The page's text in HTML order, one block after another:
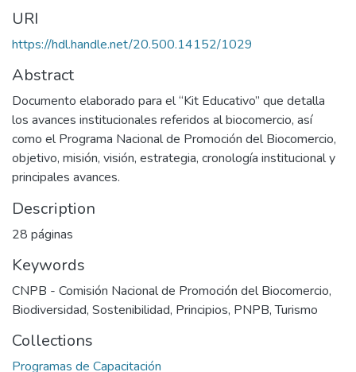
URI
https://hdl.handle.net/20.500.14152/1029
Abstract
Documento elaborado para el “Kit Educativo” que detalla
los avances institucionales referidos al biocomercio, así
como el Programa Nacional de Promoción del Biocomercio,
objetivo, misión, visión, estrategia, cronología institucional y
principales avances.
Description
28 páginas
Keywords
CNPB - Comisión Nacional de Promoción del Biocomercio,
Biodiversidad, Sostenibilidad, Principios, PNPB,Turismo
Collections
Programas de Capacitación